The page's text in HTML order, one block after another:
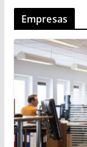
Empresas